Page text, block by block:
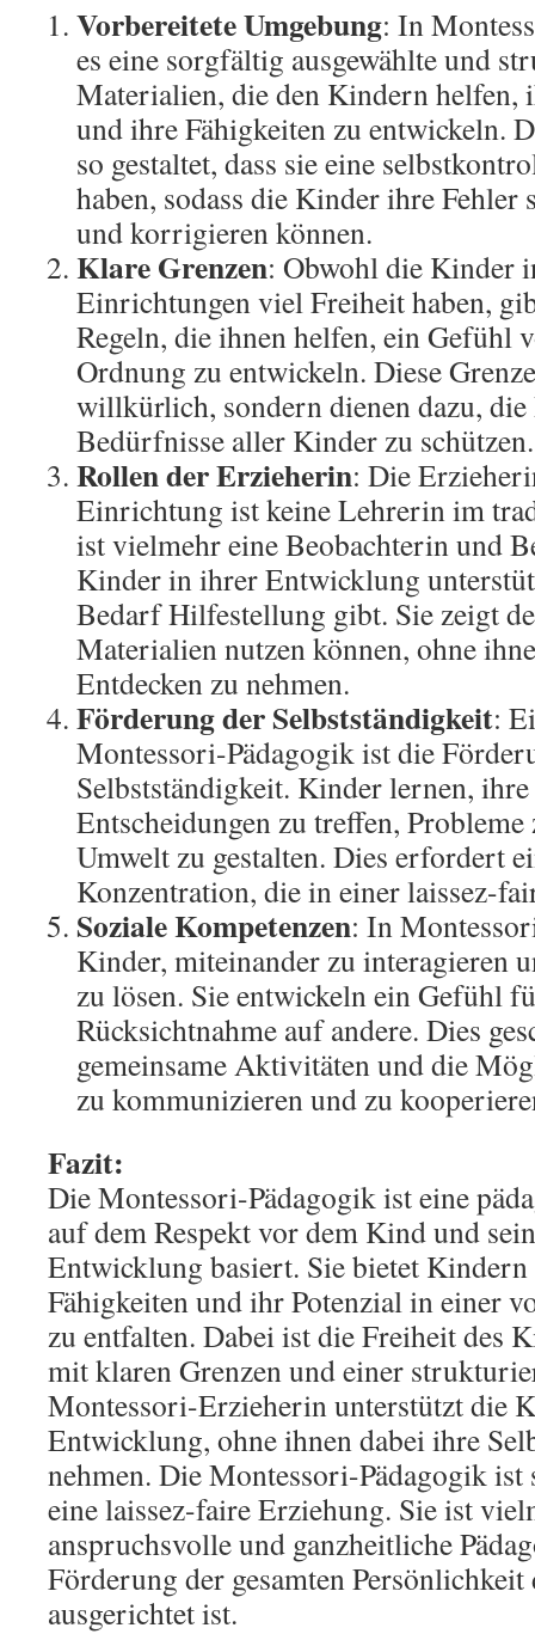
Vorbereitete Umgebung: In
es eine sorgfältig ausgewählte und
Materialien, die den Kindern helfen,
und ihre Fähigkeiten zu entwickeln.
so gestaltet, dass sie eine
haben, sodass die Kinder ihre Fehler
und korrigieren können.
Klare Grenzen: Obwohl die Kinder
Einrichtungen viel Freiheit haben,
Regeln, die ihnen helfen, ein Gefühl
Ordnung zu entwickeln. Diese
willkürlich, sondern dienen dazu, die
Bedürfnisse aller Kinder zu schützen.
Rollen der Erzieherin: Die
Einrichtung ist keine Lehrerin im
ist vielmehr eine Beobachterin und
Kinder in ihrer Entwicklung
Bedarf Hilfestellung gibt. Sie zeigt
Materialien nutzen können, ohne
Entdecken zu nehmen.
Förderung der Selbstständigkeit:
Montessori-Pädagogik ist die
Selbstständigkeit. Kinder lernen, ihre
Entscheidungen zu treffen,
Umwelt zu gestalten. Dies erfordert
Konzentration, die in einer laissez-
Soziale Kompetenzen: In
Kinder, miteinander zu interagieren
zu lösen. Sie entwickeln ein Gefühl
Rücksichtnahme auf andere. Dies
gemeinsame Aktivitäten und die
zu kommunizieren und zu
Fazit:
Die Montessori-Pädagogik ist eine
auf dem Respekt vor dem Kind und
Entwicklung basiert. Sie bietet
Fähigkeiten und ihr Potenzial in einer
zu entfalten. Dabei ist die Freiheit des
mit klaren Grenzen und einer
Montessori-Erzieherin unterstützt die
Entwicklung, ohne ihnen dabei ihre
nehmen. Die Montessori-Pädagogik ist
eine laissez-faire Erziehung. Sie ist
anspruchsvolle und ganzheitliche
Förderung der gesamten Persönlichkeit
ausgerichtet ist.